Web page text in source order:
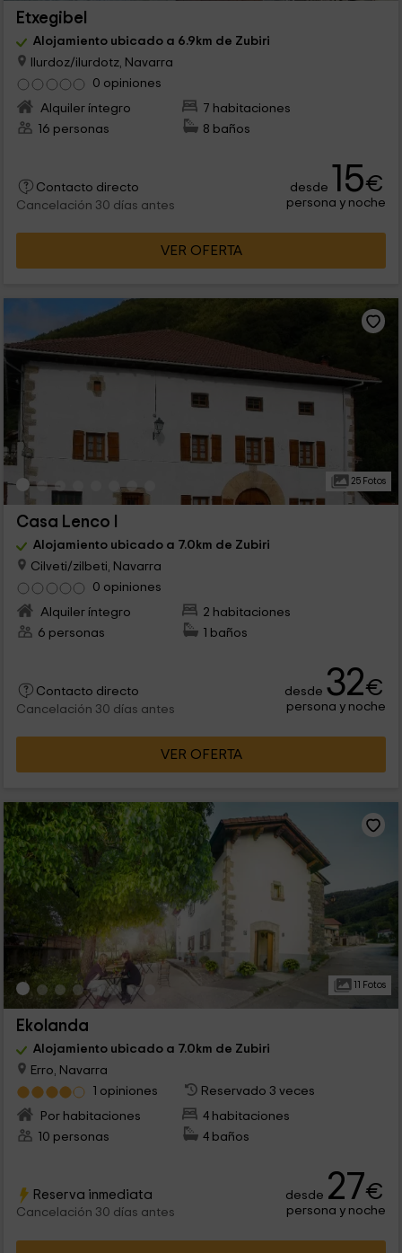
Etxegibel
Alojamiento ubicado a 6.9km de Zubiri
Ilurdoz/ilurdotz, Navarra
0 opiniones
Alquiler íntegro
7 habitaciones
16 personas
8 baños
Contacto directo
Cancelación 30 días antes
desde 15€
persona y noche
VER OFERTA
25 Fotos
Casa Lenco I
Alojamiento ubicado a 7.0km de Zubiri
Cilveti/zilbeti, Navarra
0 opiniones
Alquiler íntegro
2 habitaciones
6 personas
1 baños
Contacto directo
Cancelación 30 días antes
desde 32€
persona y noche
VER OFERTA
11 Fotos
Ekolanda
Alojamiento ubicado a 7.0km de Zubiri
Erro, Navarra
1 opiniones
Reservado 3 veces
Por habitaciones
4 habitaciones
10 personas
4 baños
Reserva inmediata
Cancelación 30 días antes
desde 27€
persona y noche